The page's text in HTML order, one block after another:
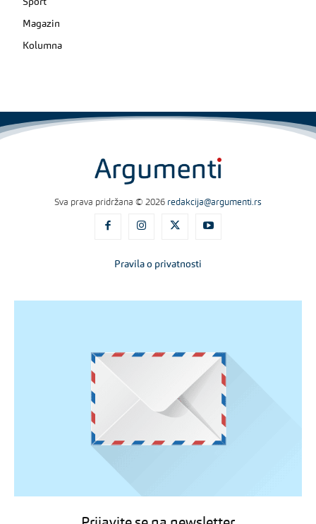
Magazin
Kolumna
Sva prava pridržana © 2026 redakcija@argumenti.rs
Pravila o privatnosti